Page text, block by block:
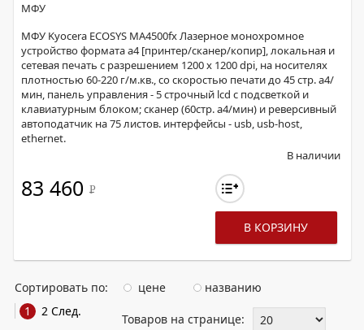
МФУ
МФУ Kyocera ECOSYS MA4500fx Лазерное монохромное
устройство формата a4 [принтер/сканер/копир], локальная и
сетевая печать с разрешением 1200 x 1200 dpi, на носителях
плотностью 60-220 г/м.кв., со скоростью печати до 45 стр. а4/
мин, панель управления - 5 строчный lcd с подсветкой и
клавиатурным блоком; сканер (60стр. а4/мин) и реверсивный
автоподатчик на 75 листов. интерфейсы - usb, usb-host,
ethernet.
В наличии
83 460 Р
В КОРЗИНУ
Сортировать по: цене
названию
1
2 След.
Товаров на странице: